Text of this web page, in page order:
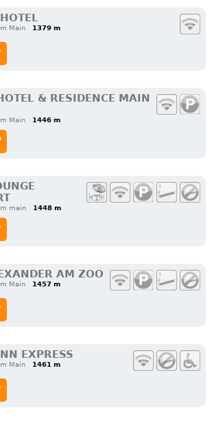
Main 1379 m
& RESIDENCE MAIN
Main 1446 m
main 1448 m
AM ZOO
Main 1457 m
EXPRESS
Main 1461 m